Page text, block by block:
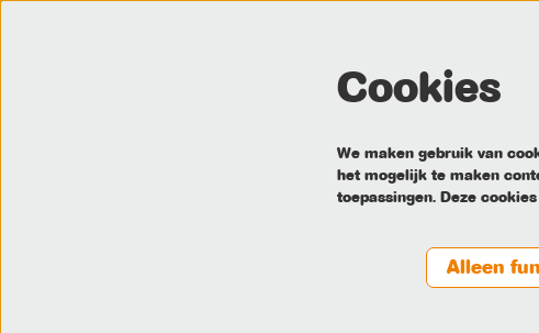
Cookies
We maken gebruik van
het mogelijk te maken
toepassingen. Deze
Alleen